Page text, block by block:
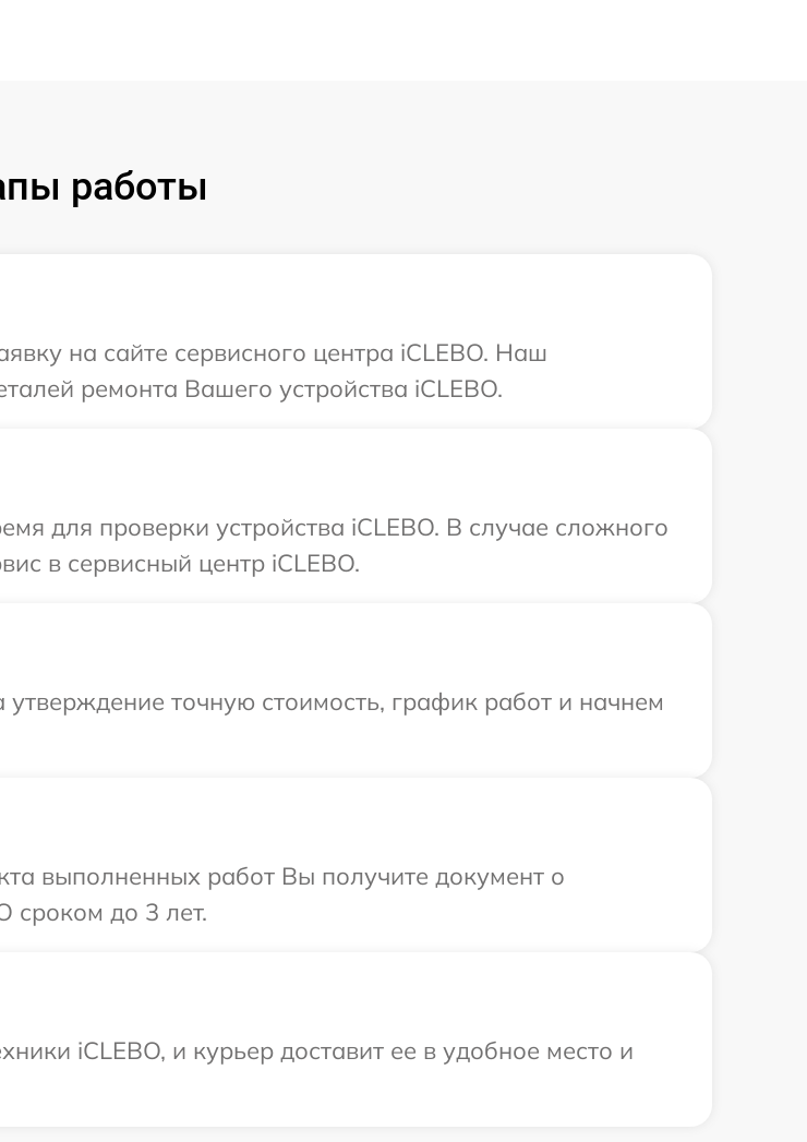
работы
на сайте сервисного центра iCLEBO. Наш
ремонта Вашего устройства iCLEBO.
для проверки устройства iCLEBO. В случае сложного
в сервисный центр iCLEBO.
точную стоимость, график работ и начнем
выполненных работ Вы получите документ о
сроком до 3 лет.
iCLEBO, и курьер доставит ее в удобное место и